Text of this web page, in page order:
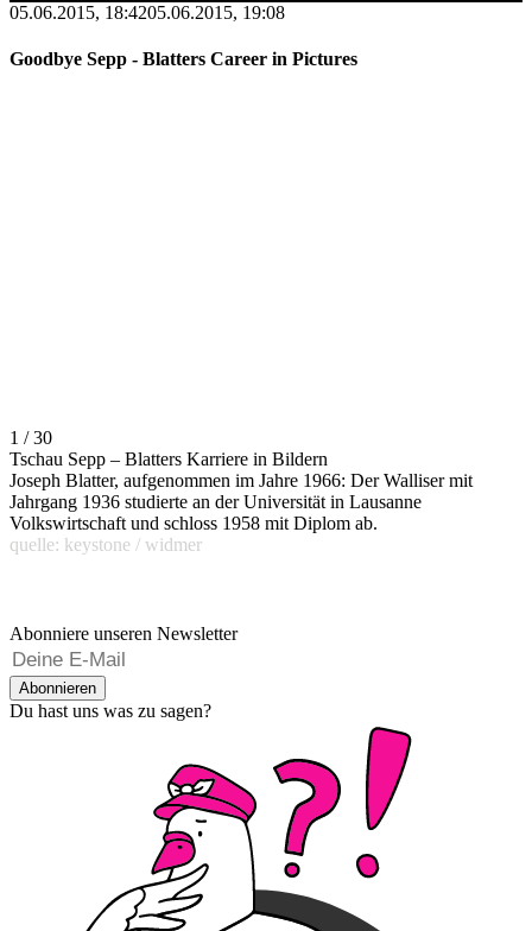
05.06.2015, 18:4205.06.2015, 19:08
Goodbye Sepp - Blatters Career in Pictures
1 / 30
Tschau Sepp – Blatters Karriere in Bildern
Joseph Blatter, aufgenommen im Jahre 1966: Der Walliser mit
Jahrgang 1936 studierte an der Universität in Lausanne
Volkswirtschaft und schloss 1958 mit Diplom ab.
quelle: keystone / widmer
Abonniere unseren Newsletter
Abonnieren
Du hast uns was zu sagen?